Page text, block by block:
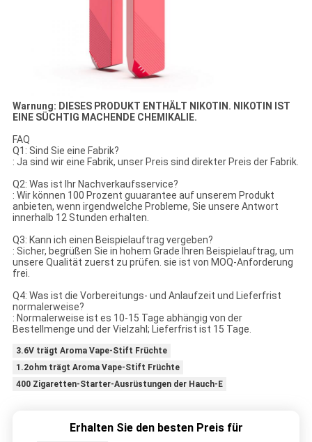
Warnung: DIESES PRODUKT ENTHÄLT NIKOTIN. NIKOTIN IST
EINE SÜCHTIG MACHENDE CHEMIKALIE.
FAQ
Q1: Sind Sie eine Fabrik?
: Ja sind wir eine Fabrik, unser Preis sind direkter Preis der Fabrik.
Q2: Was ist Ihr Nachverkaufsservice?
: Wir können 100 Prozent guuarantee auf unserem Produkt
anbieten, wenn irgendwelche Probleme, Sie unsere Antwort
innerhalb 12 Stunden erhalten.
Q3: Kann ich einen Beispielauftrag vergeben?
: Sicher, begrüßen Sie in hohem Grade Ihren Beispielauftrag, um
unsere Qualität zuerst zu prüfen. sie ist von MOQ-Anforderung
frei.
Q4: Was ist die Vorbereitungs- und Anlaufzeit und Lieferfrist
normalerweise?
: Normalerweise ist es 10-15 Tage abhängig von der
Bestellmenge und der Vielzahl; Lieferfrist ist 15 Tage.
3.6V trägt Aroma Vape-Stift Früchte
1.2ohm trägt Aroma Vape-Stift Früchte
400 Zigaretten-Starter-Ausrüstungen der Hauch-E
Erhalten Sie den besten Preis für